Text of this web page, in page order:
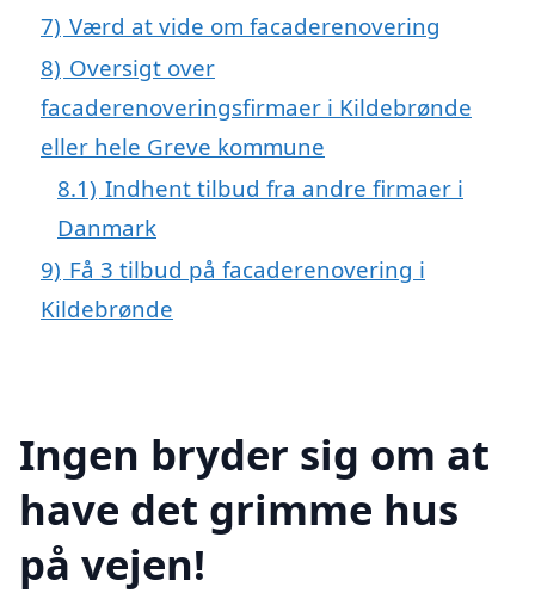
7) Værd at vide om facaderenovering
8) Oversigt over
facaderenoveringsfirmaer i Kildebrønde
eller hele Greve kommune
8.1) Indhent tilbud fra andre firmaer i
Danmark
9) Få 3 tilbud på facaderenovering i
Kildebrønde
Ingen bryder sig om at
have det grimme hus
på vejen!